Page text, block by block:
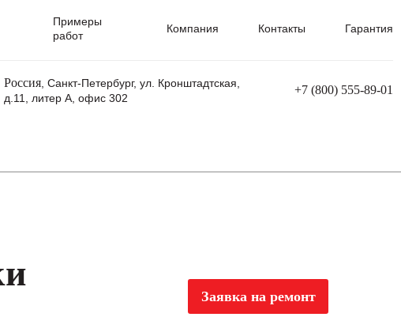
Примеры
работ
Компания Контакты Гарантия
Россия, Санкт-Петербург, ул. Кронштадтская,
д.11, литер А, офис 302
+7 (800) 555-89-01
Заявка на ремонт